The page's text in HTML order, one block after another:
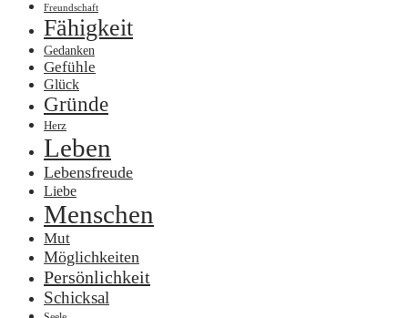
Freundschaft
Fähigkeit
Gedanken
Gefühle
Glück
Gründe
Herz
Leben
Lebensfreude
Liebe
Menschen
Mut
Möglichkeiten
Persönlichkeit
Schicksal